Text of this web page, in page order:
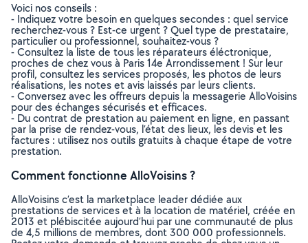
Voici nos conseils :
- Indiquez votre besoin en quelques secondes : quel service
recherchez-vous ? Est-ce urgent ? Quel type de prestataire,
particulier ou professionnel, souhaitez-vous ?
- Consultez la liste de tous les réparateurs éléctronique,
proches de chez vous à Paris 14e Arrondissement ! Sur leur
profil, consultez les services proposés, les photos de leurs
réalisations, les notes et avis laissés par leurs clients.
- Conversez avec les offreurs depuis la messagerie AlloVoisins
pour des échanges sécurisés et efficaces.
- Du contrat de prestation au paiement en ligne, en passant
par la prise de rendez-vous, l’état des lieux, les devis et les
factures : utilisez nos outils gratuits à chaque étape de votre
prestation.
Comment fonctionne AlloVoisins ?
AlloVoisins c’est la marketplace leader dédiée aux
prestations de services et à la location de matériel, créée en
2013 et plébiscitée aujourd’hui par une communauté de plus
de 4,5 millions de membres, dont 300 000 professionnels.